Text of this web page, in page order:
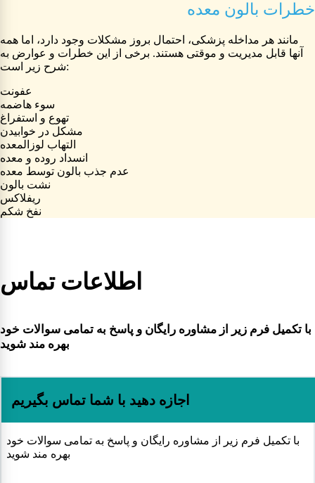
خطرات بالون معده
مانند هر مداخله پزشکی، احتمال بروز مشکلات وجود دارد، اما همه
آنها قابل مدیریت و موقتی هستند. برخی از این خطرات و عوارض به
شرح زیر است:
عفونت
سوء هاضمه
تهوع و استفراغ
مشکل در خوابیدن
التهاب لوزالمعده
انسداد روده و معده
عدم جذب بالون توسط معده
نشت بالون
ریفلاکس
نفخ شکم
اطلاعات تماس
با تکمیل فرم زیر از مشاوره رایگان و پاسخ به تمامی سوالات خود
بهره مند شوید
اجازه دهید با شما تماس بگیریم
با تکمیل فرم زیر از مشاوره رایگان و پاسخ به تمامی سوالات خود
بهره مند شوید